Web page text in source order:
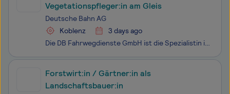
Vegetationspfleger:in am Gleis
Deutsche Bahn AG
Koblenz
3 days ago
Die DB Fahrwegdienste GmbH ist die Spezialistin in der Baustellensicherung und Vegetationspflege entlang des gesamten Schienennetzes der Deutschen Bahn. Wir sichern jährlich 100.000 Gleisbaustellen aller Art mit modernster Technik und unterstützen Eisenbahnprojekte mit An- und Abtransporten von Mate
Forstwirt:in / Gärtner:in als
Landschaftsbauer:in